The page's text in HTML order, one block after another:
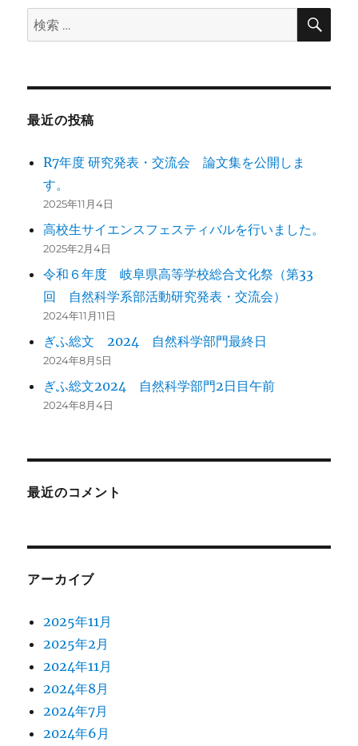
検
索:
検
最近の投稿
R7年度 研究発表・交流会 論文集を公開しま
す。
2025年11月4日
高校生サイエンスフェスティバルを行いました。
2025年2月4日
令和６年度 岐阜県高等学校総合文化祭（第33
回 自然科学系部活動研究発表・交流会）
2024年11月11日
ぎふ総文 2024 自然科学部門最終日
2024年8月5日
ぎふ総文2024 自然科学部門2日目午前
2024年8月4日
最近のコメント
アーカイブ
2025年11月
2025年2月
2024年11月
2024年8月
2024年7月
2024年6月